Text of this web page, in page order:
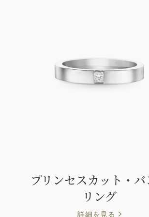
プリンセスカット・
リング
詳細を見る